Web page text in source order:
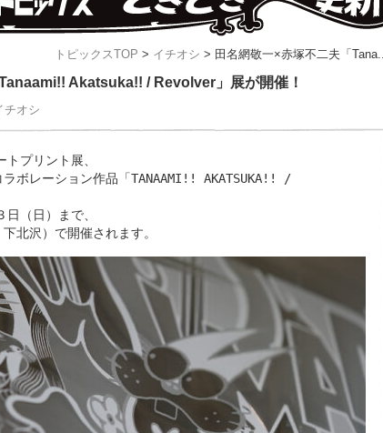
トピックスTOP > イチオシ > 田名網敬一×赤塚不二夫「Tana...
Akatsuka!! / Revolver」展が開催！
チオシ
プリント展、
ボレーション作品「TANAAMI!! AKATSUKA!! /
（日）まで、
北沢）で開催されます。